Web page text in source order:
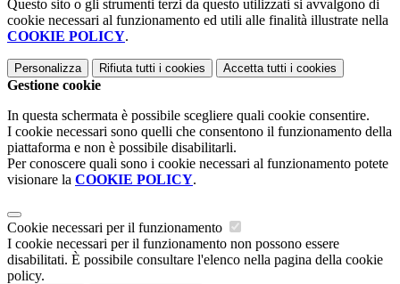
Questo sito o gli strumenti terzi da questo utilizzati si avvalgono di
cookie necessari al funzionamento ed utili alle finalità illustrate nella
COOKIE POLICY.
Personalizza Rifiuta tutti i cookies Accetta tutti i cookies
Gestione cookie
In questa schermata è possibile scegliere quali cookie consentire.
I cookie necessari sono quelli che consentono il funzionamento della
piattaforma e non è possibile disabilitarli.
Per conoscere quali sono i cookie necessari al funzionamento potete
visionare la COOKIE POLICY.
Cookie necessari per il funzionamento
I cookie necessari per il funzionamento non possono essere
disabilitati. È possibile consultare l'elenco nella pagina della cookie
policy.